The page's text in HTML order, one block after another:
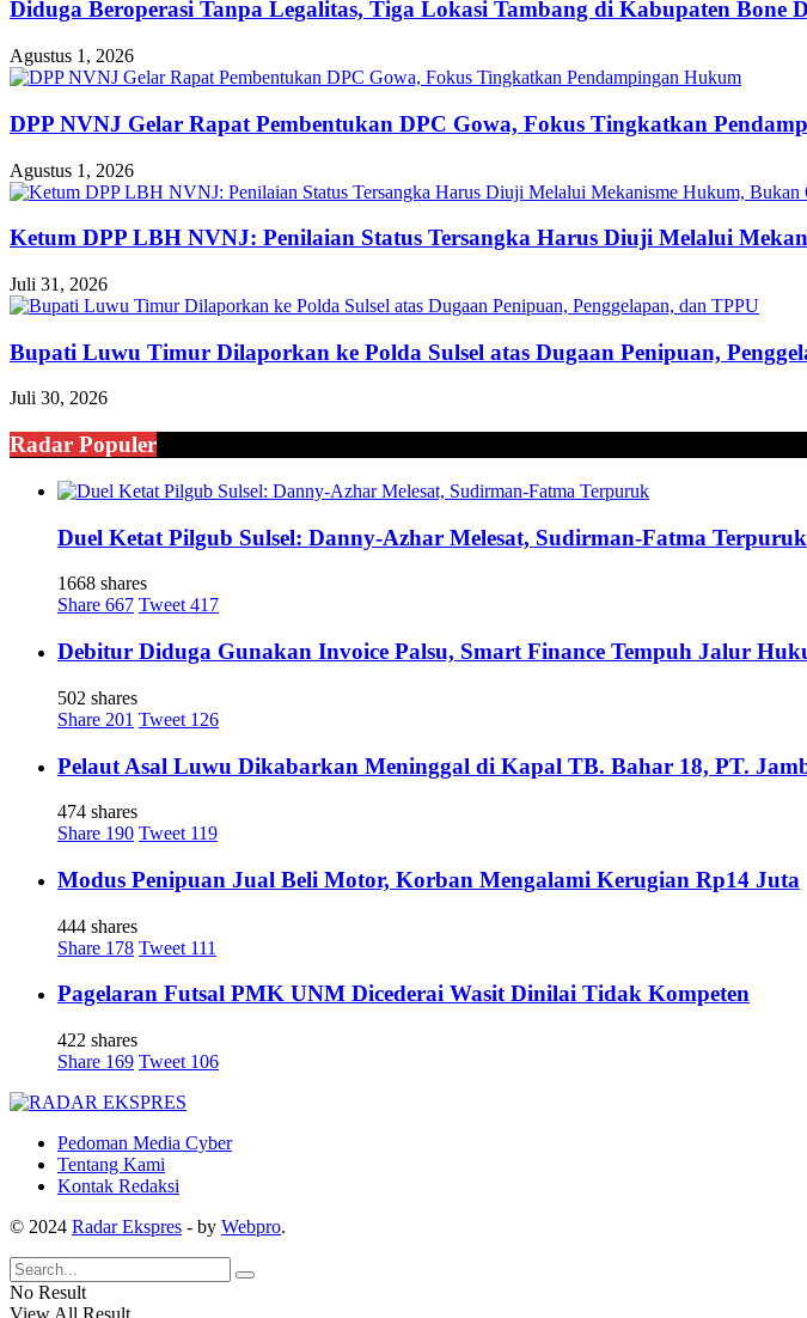
Diduga Beroperasi Tanpa Legalitas, Tiga Lokasi Tambang di Kabupaten Bone
Agustus 1, 2026
DPP NVNJ Gelar Rapat Pembentukan DPC Gowa, Fokus Tingkatkan
Agustus 1, 2026
Ketum DPP LBH NVNJ: Penilaian Status Tersangka Harus Diuji Melalui
Juli 31, 2026
Bupati Luwu Timur Dilaporkan ke Polda Sulsel atas Dugaan Penipuan,
Juli 30, 2026
Radar Populer
Duel Ketat Pilgub Sulsel: Danny-Azhar Melesat, Sudirman-Fatma Terpuruk
1668 shares
Share 667 Tweet 417
Debitur Diduga Gunakan Invoice Palsu, Smart Finance Tempuh Jalur
502 shares
Share 201 Tweet 126
Pelaut Asal Luwu Dikabarkan Meninggal di Kapal TB. Bahar 18, PT.
474 shares
Share 190 Tweet 119
Modus Penipuan Jual Beli Motor, Korban Mengalami Kerugian Rp14 Juta
444 shares
Share 178 Tweet 111
Pagelaran Futsal PMK UNM Dicederai Wasit Dinilai Tidak Kompeten
422 shares
Share 169 Tweet 106
Pedoman Media Cyber
Tentang Kami
Kontak Redaksi
© 2024 Radar Ekspres - by Webpro.
No Result
View All Result